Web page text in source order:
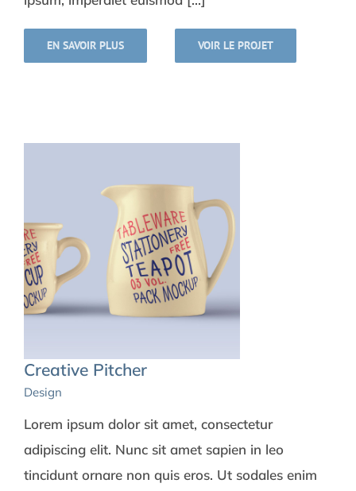
EN SAVOIR PLUS VOIR LE PROJET
Creative Pitcher
Design
Lorem ipsum dolor sit amet, consectetur
adipiscing elit. Nunc sit amet sapien in leo
tincidunt ornare non quis eros. Ut sodales enim